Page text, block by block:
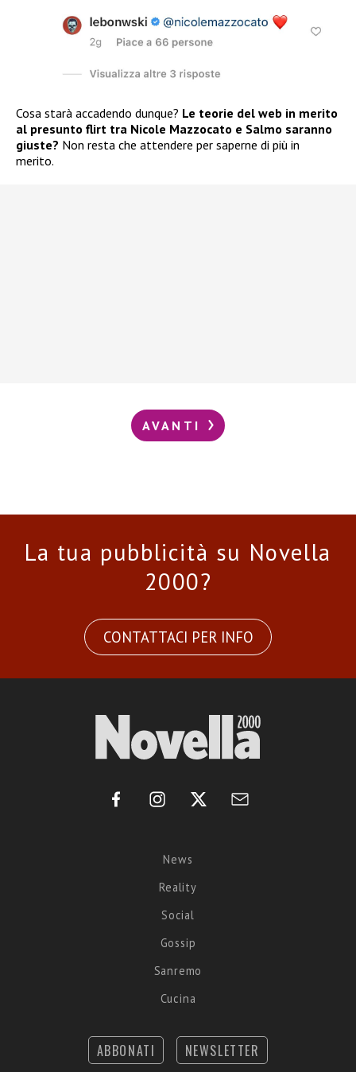
Cosa starà accadendo dunque? Le teorie del web in merito
al presunto flirt tra Nicole Mazzocato e Salmo saranno
giuste? Non resta che attendere per saperne di più in
merito.
AVANTI
La tua pubblicità su Novella
2000?
CONTATTACI PER INFO
News
Reality
Social
Gossip
Sanremo
Cucina
ABBONATI NEWSLETTER